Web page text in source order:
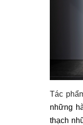
Tác
những
thạch